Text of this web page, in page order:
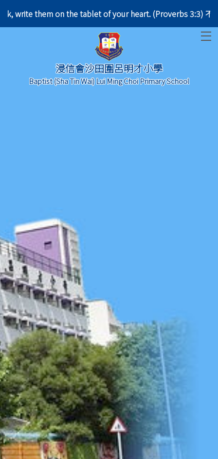
them on the tablet of your heart. (Proverbs 3:3) 不可
浸信會沙田圍呂明才小學
Baptist (Sha Tin Wai) Lui Ming Choi Primary School